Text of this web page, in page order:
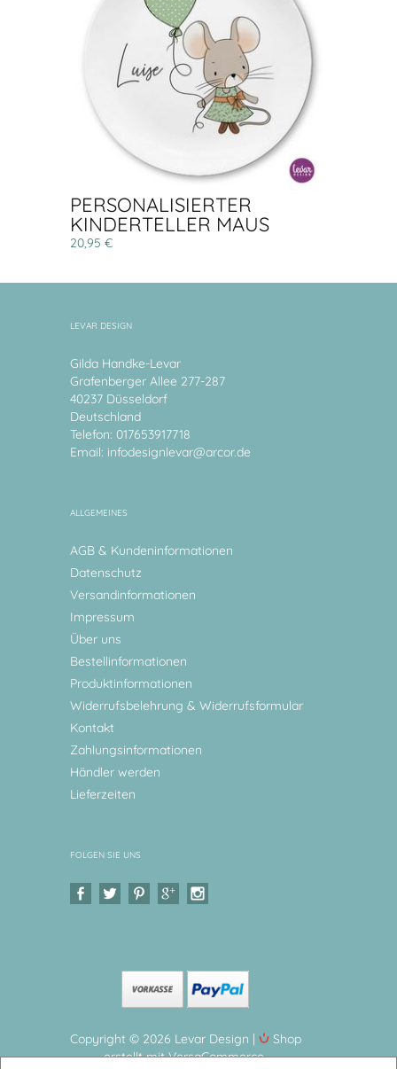
PERSONALISIERTER
KINDERTELLER MAUS
20,95 €
LEVAR DESIGN
Gilda Handke-Levar
Grafenberger Allee 277-287
40237 Düsseldorf
Deutschland
Telefon: 017653917718
Email: infodesignlevar@arcor.de
ALLGEMEINES
AGB & Kundeninformationen
Datenschutz
Versandinformationen
Impressum
Über uns
Bestellinformationen
Produktinformationen
Widerrufsbelehrung & Widerrufsformular
Kontakt
Zahlungsinformationen
Händler werden
Lieferzeiten
FOLGEN SIE UNS
Copyright © 2026 Levar Design |
Shop
erstellt mit VersaCommerce.